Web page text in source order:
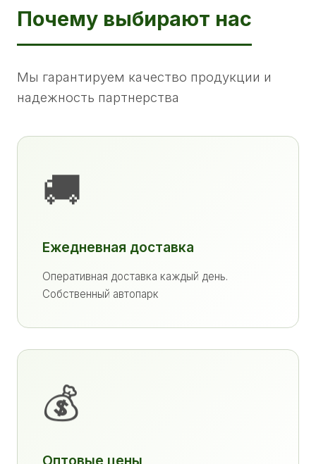
Почему выбирают нас
Мы гарантируем качество продукции и
надежность партнерства
🚚
Ежедневная доставка
Оперативная доставка каждый день.
Собственный автопарк
💰
Оптовые цены